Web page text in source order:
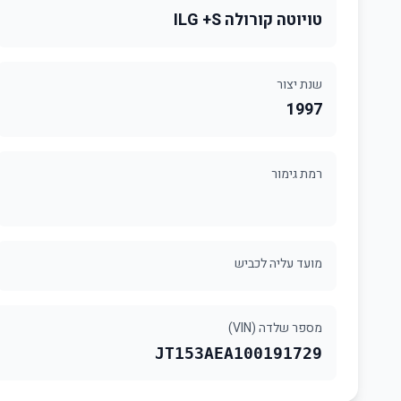
טויוטה קורולה ILG +S
שנת יצור
1997
רמת גימור
מועד עליה לכביש
מספר שלדה (VIN)
JT153AEA100191729